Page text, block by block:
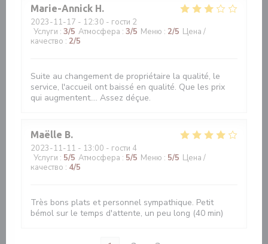
Marie-Annick H
2023-11-17 - 12:30 - гости 2
Услуги : 3/5 Атмосфера : 3/5 Меню : 2/5 Цена /
качество : 2/5
Suite au changement de propriétaire la qualité, le
service, l'accueil ont baissé en qualité. Que les prix
qui augmentent.... Assez déçue.
Maëlle B
2023-11-11 - 13:00 - гости 4
Услуги : 5/5 Атмосфера : 5/5 Меню : 5/5 Цена /
качество : 4/5
Très bons plats et personnel sympathique. Petit
bémol sur le temps d'attente, un peu long (40 min)